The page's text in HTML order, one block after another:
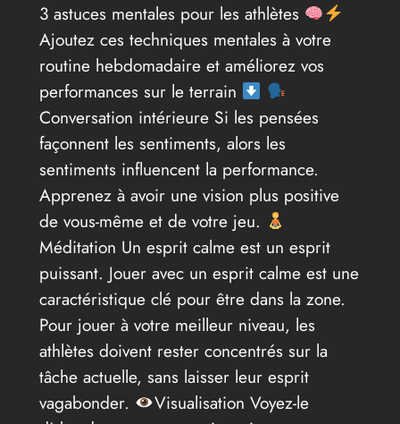
3 astuces mentales pour les athlètes
Ajoutez ces techniques mentales à votre
routine hebdomadaire et améliorez vos
performances sur le terrain
Conversation intérieure Si les pensées
façonnent les sentiments, alors les
sentiments influencent la performance.
Apprenez à avoir une vision plus positive
de vous-même et de votre jeu.
Méditation Un esprit calme est un esprit
puissant. Jouer avec un esprit calme est une
caractéristique clé pour être dans la zone.
Pour jouer à votre meilleur niveau, les
athlètes doivent rester concentrés sur la
tâche actuelle, sans laisser leur esprit
vagabonder.
Visualisation Voyez-le